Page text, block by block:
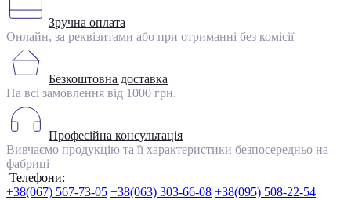
Зручна оплата
Онлайн, за реквізитами або при отриманні без комісії
Безкоштовна доставка
На всі замовлення від 1000 грн.
Професійна консультація
Вивчаємо продукцію та її характеристики безпосередньо на
фабриці
Телефони:
+38(067) 567-73-05 +38(063) 303-66-08 +38(095) 508-22-54